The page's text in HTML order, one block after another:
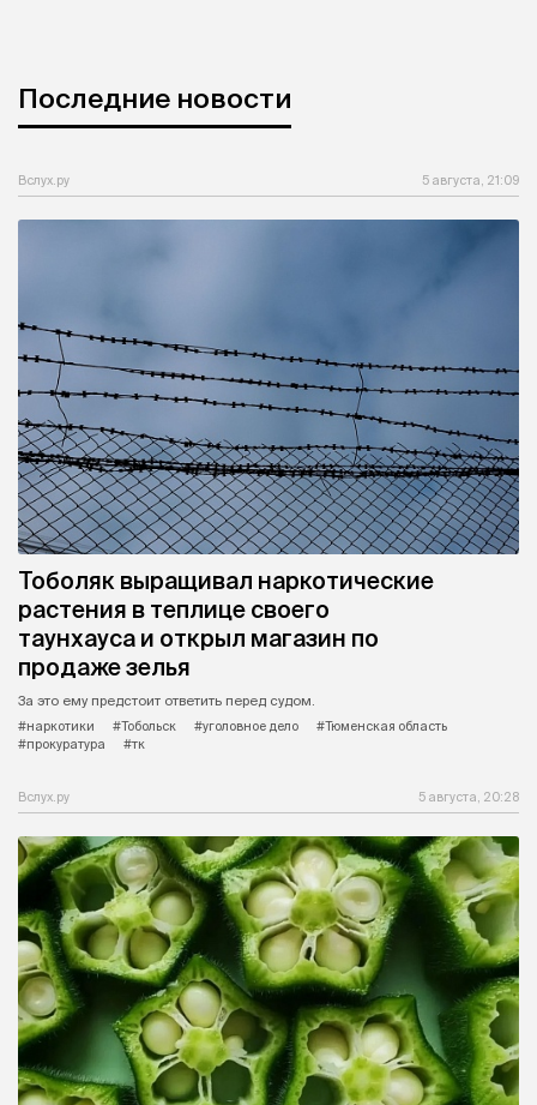
Последние новости
Вслух.ру 5 августа, 21:09
Тоболяк выращивал наркотические
растения в теплице своего
таунхауса и открыл магазин по
продаже зелья
За это ему предстоит ответить перед судом.
#наркотики
#Тобольск #уголовное дело
#Тюменская область
#прокуратура
#тк
Вслух.ру 5 августа, 20:28